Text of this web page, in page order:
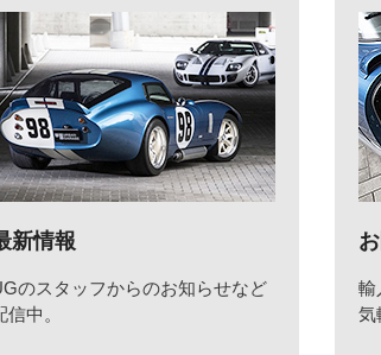
新情報
のスタッフからのお知らせなど
信中。
輸
気